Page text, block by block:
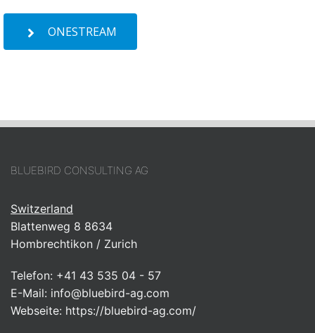
ONESTREAM
BLUEBIRD CONSULTING AG
Switzerland
Blattenweg 8 8634
Hombrechtikon / Zurich
Telefon: +41 43 535 04 - 57
E-Mail: info@bluebird-ag.com
Webseite: https://bluebird-ag.com/